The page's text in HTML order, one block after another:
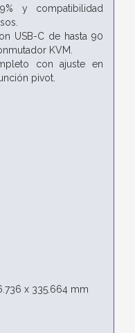
y compatibilidad
USB-C de hasta 90
KVM.
con ajuste en
pivot.
x 335.664 mm